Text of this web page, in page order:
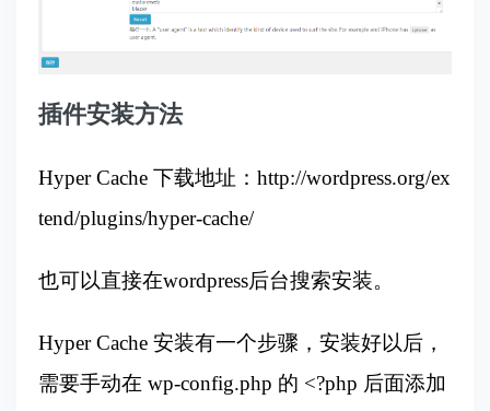
插件安装方法
Hyper Cache 下载地址： http://wordpress.org/ex
tend/plugins/hyper-cache/
也可以直接在wordpress后台搜索安装。
Hyper Cache 安装有一个步骤，安装好以后，
需要手动在 wp-config.php 的 <?php 后面添加